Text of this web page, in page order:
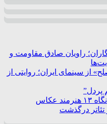
راویان صادق مقاومت و
از سینمای ایران؛ روایتی از
پردل”
عکاس
تئاتر درگذشت